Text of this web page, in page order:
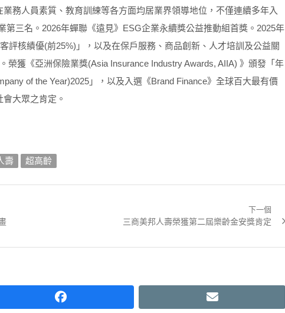
務人員素質、教育訓練等各方面均居業界領導地位，不僅連續多年入
第三名。2026年蟬聯《遠見》ESG企業永續獎公益推動組首獎。2025年
評核績優(前25%)」，以及在保戶服務、商品創新、人才培訓及公益關
榮獲《亞洲保險業獎(Asia Insurance Industry Awards, AIIA) 》頒發「年
of the Year)2025」，以及入選《Brand Finance》全球百大最有價
大眾之肯定。
壽 超高齡
下一個
Next
三商美邦人壽榮獲第二屆樂齡金安獎肯定
facebook email